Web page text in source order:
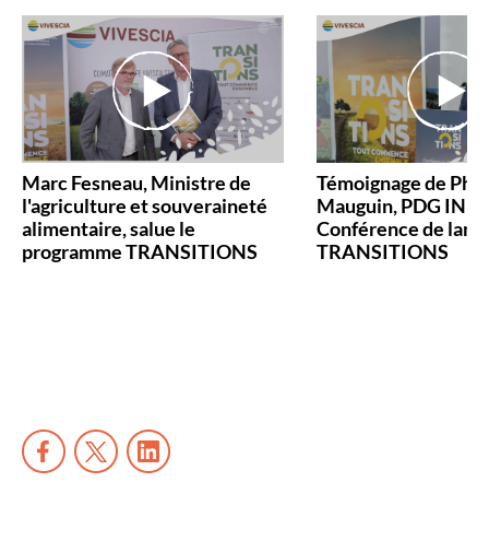
Marc Fesneau, Ministre de
l'agriculture et souveraineté
alimentaire, salue le
programme TRANSITIONS
Témoignage de
Mauguin, PDG
Conférence de
TRANSITIONS